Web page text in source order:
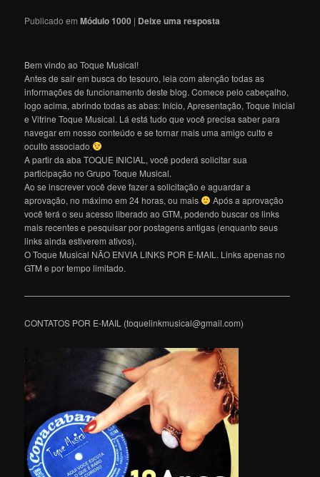
Publicado em Módulo 1000 | Deixe uma resposta
Bem vindo ao Toque Musical!
Antes de sair em busca do tesouro, leia com atenção todas as
informações de funcionamento deste blog. Comece pelo cabeçalho,
logo acima, abrindo todas as abas: Início, Apresentação, Toque Inicial
e Vitrine Toque Musical. Lá está tudo que você precisa saber para
navegar em nosso conteúdo e se tornar mais uma amigo culto e
oculto associado
A partir da aba TOQUE INICIAL, você poderá solicitar sua
participação no Grupo Toque Musical.
Ao se inscrever você deve fazer a solicitação e aguardar a
aprovação, no máximo em 24 horas, ou mais
Após a aprovação
você terá o seu acesso liberado ao GTM, podendo buscar os links
mais recentes e pesquisar por postagens antigas (enquanto seus
links ainda estiverem ativos).
O Toque Musical NÃO ENVIA LINKS POR E-MAIL. Links apenas no
GTM e por tempo limitado.
———————————————————————————————
CONTATOS POR E-MAIL (toquelinkmusical@gmail.com)